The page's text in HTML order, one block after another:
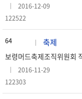
2016-12-09
122522
64 축제
보령머드축제조직위원회
2016-11-29
122303